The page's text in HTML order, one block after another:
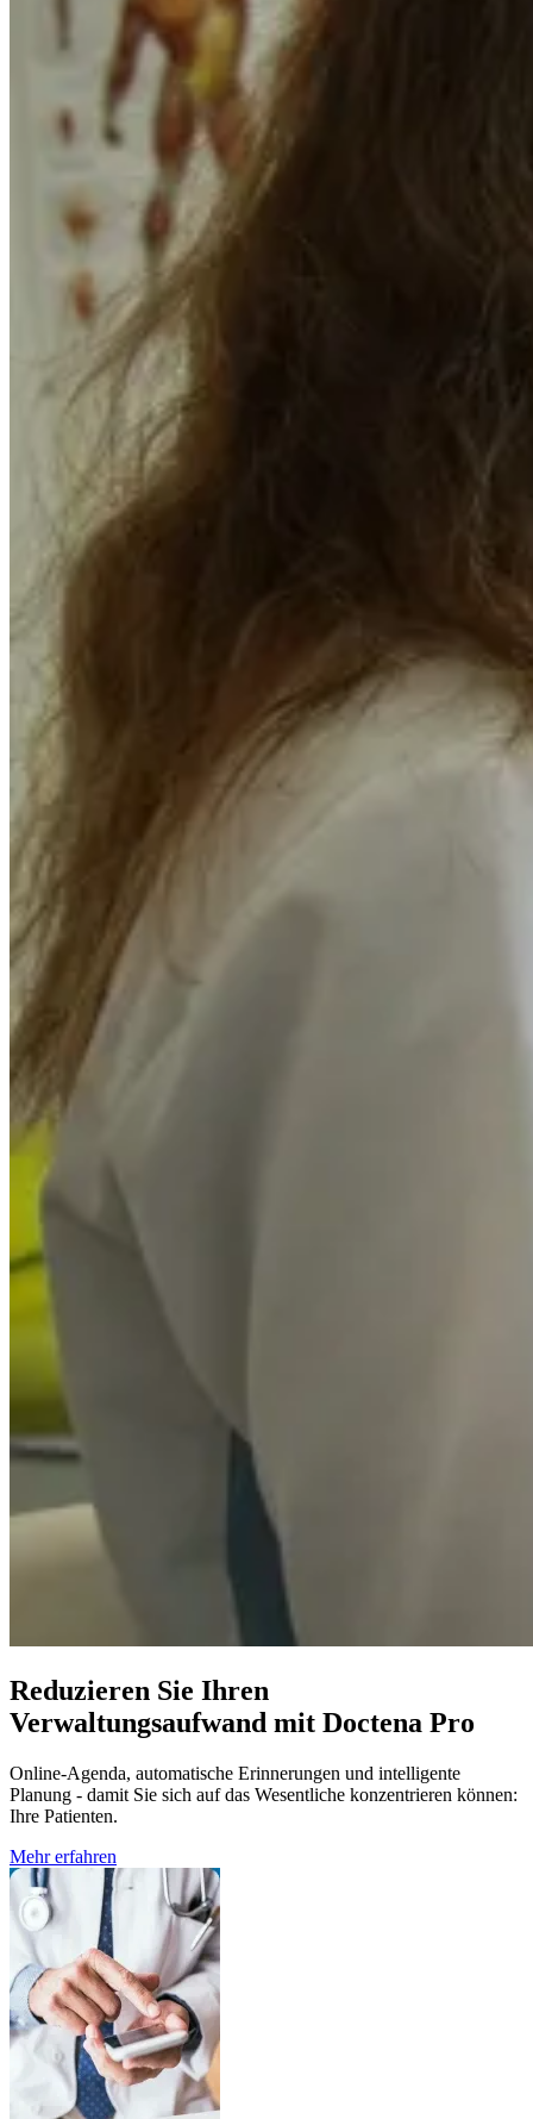
Reduzieren Sie Ihren
Verwaltungsaufwand mit Doctena Pro
Online-Agenda, automatische Erinnerungen und intelligente
Planung - damit Sie sich auf das Wesentliche konzentrieren können:
Ihre Patienten.
Mehr erfahren